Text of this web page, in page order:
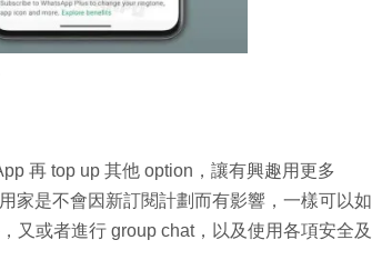
再 top up 其他 option，讓有興趣用更多
家是不會因新訂閱計劃而有影響，一樣可以如
又或者進行 group chat，以及使用各項安全及